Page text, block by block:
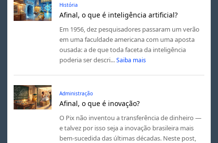
História
Afinal, o que é inteligência artificial?
Em 1956, dez pesquisadores passaram um verão
em uma faculdade americana com uma aposta
ousada: a de que toda faceta da inteligência
poderia ser descri... Saiba mais
Administração
Afinal, o que é inovação?
O Pix não inventou a transferência de dinheiro —
e talvez por isso seja a inovação brasileira mais
bem-sucedida das últimas décadas. Neste post,